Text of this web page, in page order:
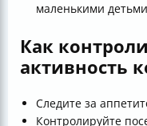
маленькими
Как
активность
Следите за
Контролируйте